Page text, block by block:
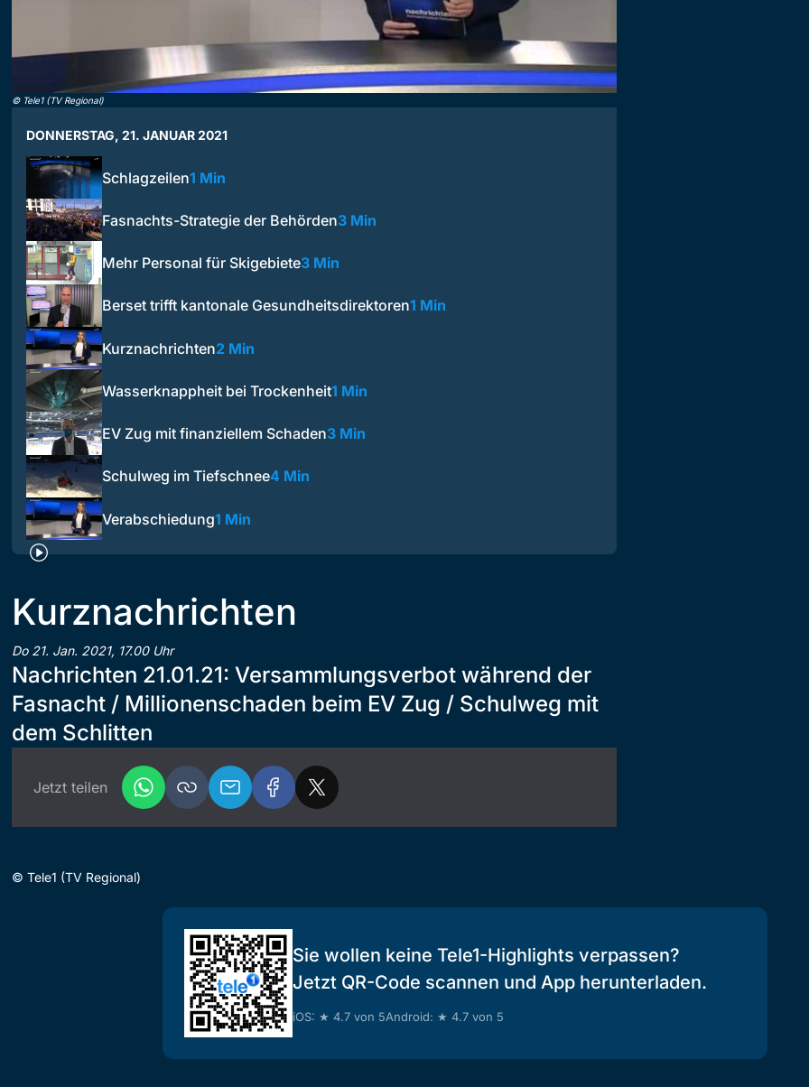
© Tele1 (TV Regional)
DONNERSTAG, 21. JANUAR 2021
Schlagzeilen1 Min
Fasnachts-Strategie der Behörden3 Min
Mehr Personal für Skigebiete3 Min
Berset trifft kantonale Gesundheitsdirektoren1 Min
Kurznachrichten2 Min
Wasserknappheit bei Trockenheit1 Min
EV Zug mit finanziellem Schaden3 Min
Schulweg im Tiefschnee4 Min
Verabschiedung1 Min
Kurznachrichten
Do 21. Jan. 2021, 17.00 Uhr
Nachrichten 21.01.21: Versammlungsverbot während der
Fasnacht / Millionenschaden beim EV Zug / Schulweg mit
dem Schlitten
Jetzt teilen
© Tele1 (TV Regional)
Sie wollen keine Tele1-Highlights verpassen?
Jetzt QR-Code scannen und App herunterladen.
iOS: ★ 4.7 von 5Android: ★ 4.7 von 5